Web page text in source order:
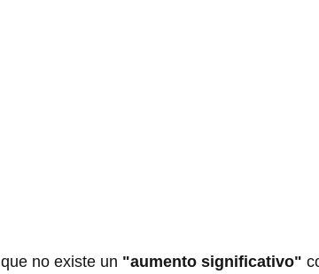
no existe un "aumento significativo"